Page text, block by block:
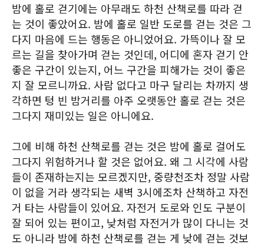
밤에 홀로 걷기에는 아무래도 하천 산책로를 따라 걷
는 것이 좋았어요. 밤에 홀로 일반 도로를 걷는 것은 그
다지 마음에 드는 행동은 아니었어요. 가뜩이나 잘 모
르는 길을 찾아가며 걷는 것인데, 어디에 혼자 걷기 안
좋은 구간이 있는지, 어느 구간을 피해가는 것이 좋은
지 잘 모르니까요. 사람 없다고 마구 달리는 차까지 생
각하면 텅 빈 밤거리를 아주 오랫동안 홀로 걷는 것은
그다지 재미있는 일은 아니에요.
그에 비해 하천 산책로를 걷는 것은 밤에 홀로 걸어도
그다지 위험하거나 할 것은 없어요. 왜 그 시각에 사람
들이 존재하는지는 모르겠지만, 중량천조차 정말 사람
이 없을 거라 생각되는 새벽 3시에조차 산책하고 자전
거 타는 사람들이 있어요. 자전거 도로와 인도 구분이
잘 되어 있는 편이고, 낮처럼 자전거가 많이 다니는 것
도 아니라 밤에 하천 산책로를 걷는 게 낮에 걷는 것보